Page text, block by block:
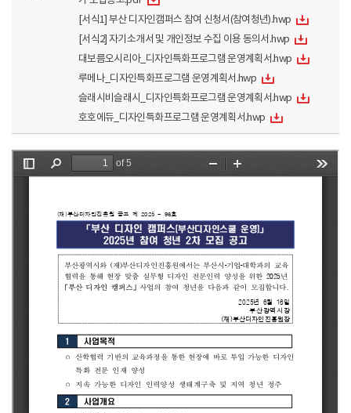
[서식1] 부산 디자인캠퍼스 참여 신청서(참여청년).hwp
[서식2] 자기소개서 및 개인정보 수집 이용 동의서.hwp
대보름오시리아_디자인특화프로그램 운영계획서.hwp
루메나_디자인특화프로그램 운영계획서.hwp
슬래시비슬래시_디자인특화프로그램 운영계획서.hwp
호호에듀_디자인특화프로그램 운영계획서.hwp